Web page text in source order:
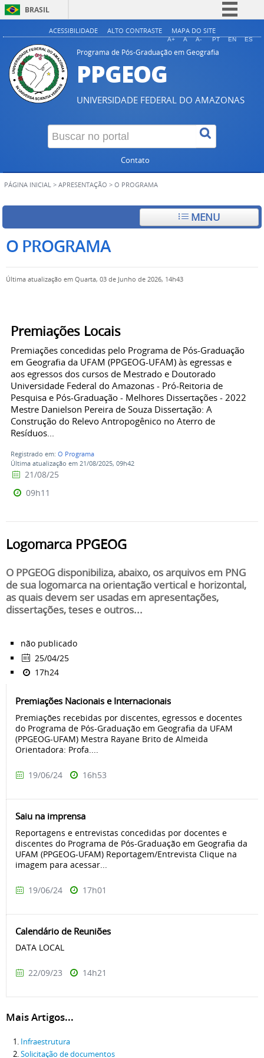
BRASIL
Simplifique!
Comunica BR
Acesso à informação
Legislação
Canais
ACESSIBILIDADE ALTO CONTRASTE MAPA DO SITE
A+ A A- PT EN ES
Programa de Pós-Graduação em Geografia
PPGEOG
UNIVERSIDADE FEDERAL DO AMAZONAS
Contato
PÁGINA INICIAL > APRESENTAÇÃO > O PROGRAMA
MENU
O PROGRAMA
Última atualização em Quarta, 03 de Junho de 2026, 14h43
Premiações Locais
Premiações concedidas pelo Programa de Pós-Graduação
em Geografia da UFAM (PPGEOG-UFAM) às egressas e
aos egressos dos cursos de Mestrado e Doutorado
Universidade Federal do Amazonas - Pró-Reitoria de
Pesquisa e Pós-Graduação - Melhores Dissertações - 2022
Mestre Danielson Pereira de Souza Dissertação: A
Construção do Relevo Antropogênico no Aterro de
Resíduos...
Registrado em: O Programa
Última atualização em 21/08/2025, 09h42
21/08/25
09h11
Logomarca PPGEOG
O PPGEOG disponibiliza, abaixo, os arquivos em PNG
de sua logomarca na orientação vertical e horizontal,
as quais devem ser usadas em apresentações,
dissertações, teses e outros...
não publicado
25/04/25
17h24
Premiações Nacionais e Internacionais
Premiações recebidas por discentes, egressos e docentes
do Programa de Pós-Graduação em Geografia da UFAM
(PPGEOG-UFAM) Mestra Rayane Brito de Almeida
Orientadora: Profa....
19/06/24 16h53
Saiu na imprensa
Reportagens e entrevistas concedidas por docentes e
discentes do Programa de Pós-Graduação em Geografia da
UFAM (PPGEOG-UFAM) Reportagem/Entrevista Clique na
imagem para acessar...
19/06/24 17h01
Calendário de Reuniões
DATA LOCAL
22/09/23 14h21
Mais Artigos...
Infraestrutura
Solicitação de documentos